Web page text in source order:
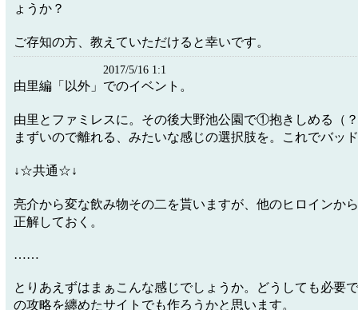
ょうか？
ご存知の方、教えていただけると幸いです。
2017/5/16 1:1
由里編「以外」でのイベント。
由里とファミレスに。その後大野池公園で①抱きしめる（
まずいので離れる、みたいな感じの選択肢を。これでバッ
↓☆共通☆↓
亮介から変な飲み物その二を貰いますが、他のヒロインか
正解しておく。
……
とりあえずはまぁこんな感じでしょうか。どうしても必要
の攻略を纏めたサイトでも作ろうかと思います。